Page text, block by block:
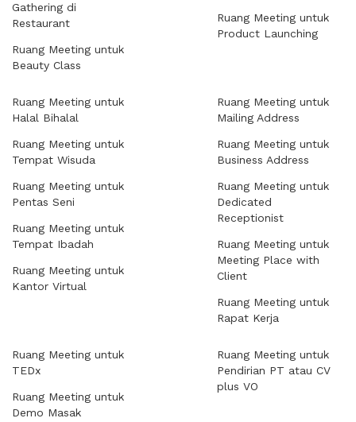
Gathering di
Restaurant
Ruang Meeting untuk
Beauty Class
Ruang Meeting untuk
Product Launching
Ruang Meeting untuk
Halal Bihalal
Ruang Meeting untuk
Tempat Wisuda
Ruang Meeting untuk
Pentas Seni
Ruang Meeting untuk
Tempat Ibadah
Ruang Meeting untuk
Kantor Virtual
Ruang Meeting untuk
Mailing Address
Ruang Meeting untuk
Business Address
Ruang Meeting untuk
Dedicated
Receptionist
Ruang Meeting untuk
Meeting Place with
Client
Ruang Meeting untuk
Rapat Kerja
Ruang Meeting untuk
TEDx
Ruang Meeting untuk
Demo Masak
Ruang Meeting untuk
Pendirian PT atau CV
plus VO